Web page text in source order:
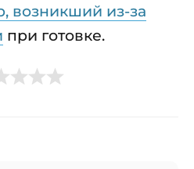
возникший из-за
при готовке.